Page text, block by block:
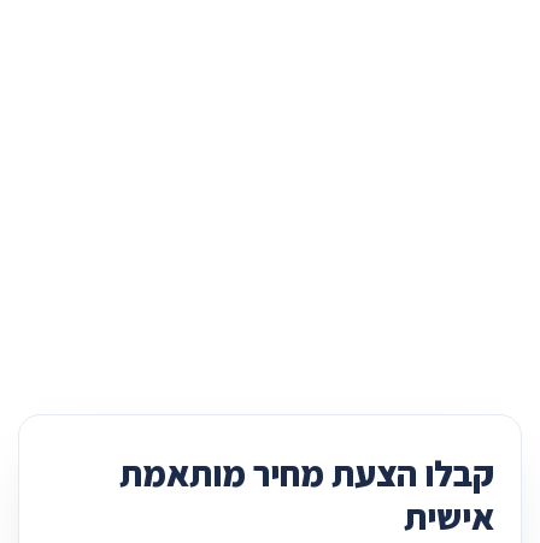
קבלו הצעת מחיר מותאמת
אישית